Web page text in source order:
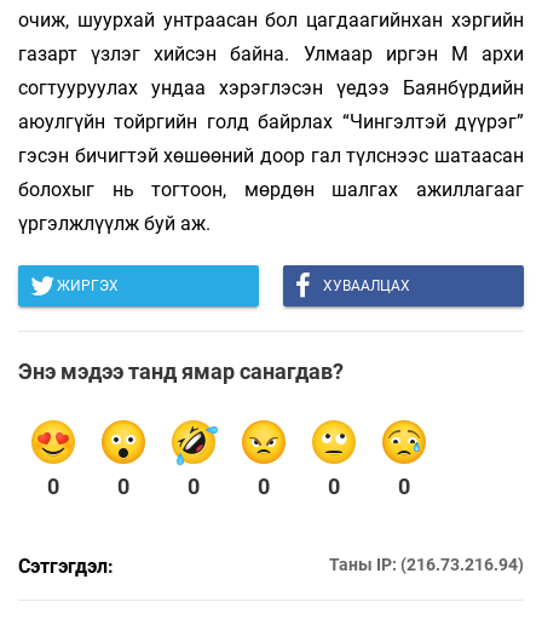
очиж, шуурхай унтраасан бол цагдаагийнхан хэргийн
газарт үзлэг хийсэн байна. Улмаар иргэн М архи
согтууруулах ундаа хэрэглэсэн үедээ Баянбүрдийн
аюулгүйн тойргийн голд байрлах “Чингэлтэй дүүрэг”
гэсэн бичигтэй хөшөөний доор гал түлснээс шатаасан
болохыг нь тогтоон, мөрдөн шалгах ажиллагааг
үргэлжлүүлж буй аж.
ЖИРГЭХ ХУВААЛЦАХ
Энэ мэдээ танд ямар санагдав?
0 0 0 0 0 0
Сэтгэгдэл: Таны IP: (216.73.216.94)